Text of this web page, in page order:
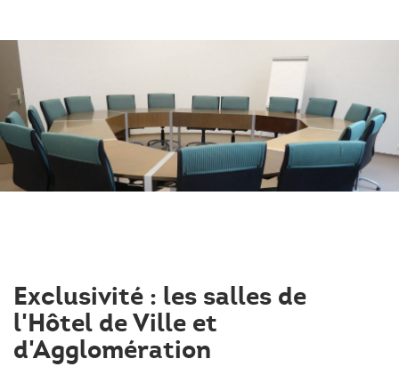
Exclusivité : les salles de
l'Hôtel de Ville et
d'Agglomération